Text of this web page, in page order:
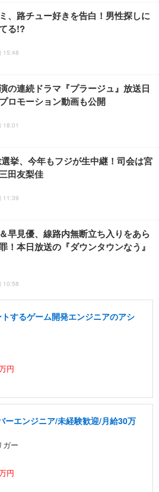
れ パソコンチェア (ホワイト)
フィスチェア デスクチェア 肘なし メ
性 ランバーサポート付き 腰サポート ガ
降 360度回転 キャスター付き コンパク
280Hz/FHD】GRAPHT THE S
Monitor 24” Essential ゲーミン
24.5インチ 1ms FHD 量子ドット 残
ヤマ ペットシーツ 超厚型 お徳用 レギ
入【Amazon.co.jp限定】
、路チュー好きを告白！男性探しに
る!?
15:48
の連続ドラマ『プラージュ』放送日
ロモーション動画も公開
18:01
挙、今年もフジが生中継！司会は宮
田友梨佳
11:39
早見優、線路内無断立ち入りをあら
！本日放送の『ダウンタウンなう』
10:58
するゲーム開発エンジニアのアシ
円
ーエンジニア/未経験歓迎/月給30万
ガー
円